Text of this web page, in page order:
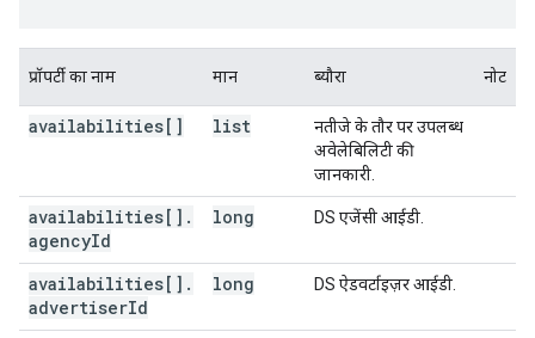
प्रॉपर्टी का नाम मान ब्यौरा नोट
availabilities[] list
नतीजे के तौर पर उपलब्ध
अवेलेबिलिटी की
जानकारी.
availabilities[] .
agencyId
long DS एजेंसी आईडी.
availabilities[] .
advertiserId
long DS ऐडवर्टाइज़र आईडी.